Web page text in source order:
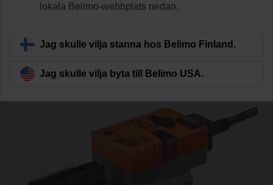
Tillbaka till produktkategori
lokala Belimo-webbplats nedan.
Jag skulle vilja stanna hos Belimo Finland.
Jag skulle vilja byta till Belimo USA.